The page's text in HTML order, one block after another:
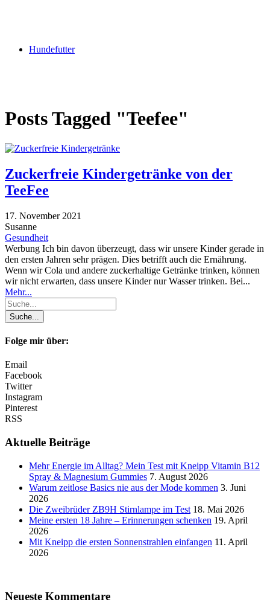
Hundefutter
Posts Tagged "Teefee"
Zuckerfreie Kindergetränke von der
TeeFee
17. November 2021
Susanne
Gesundheit
Werbung Ich bin davon überzeugt, dass wir unsere Kinder gerade in
den ersten Jahren sehr prägen. Dies betrifft auch die Ernährung.
Wenn wir Cola und andere zuckerhaltige Getränke trinken, können
wir nicht erwarten, dass unsere Kinder nur Wasser trinken. Bei...
Mehr...
Folge mir über:
Email
Facebook
Twitter
Instagram
Pinterest
RSS
Aktuelle Beiträge
Mehr Energie im Alltag? Mein Test mit Kneipp Vitamin B12
Spray & Magnesium Gummies 7. August 2026
Warum zeitlose Basics nie aus der Mode kommen 3. Juni
2026
Die Zweibrüder ZB9H Stirnlampe im Test 18. Mai 2026
Meine ersten 18 Jahre – Erinnerungen schenken 19. April
2026
Mit Kneipp die ersten Sonnenstrahlen einfangen 11. April
2026
Neueste Kommentare